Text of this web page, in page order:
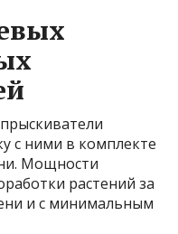
с ними в комплекте
Мощности
растений за
и с минимальным